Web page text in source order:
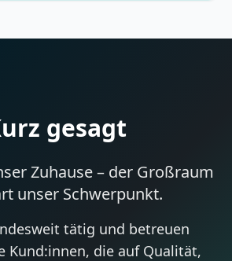
gesagt
Zuhause – der Großraum
unser Schwerpunkt.
tätig und betreuen
Kund:innen, die auf Qualität,